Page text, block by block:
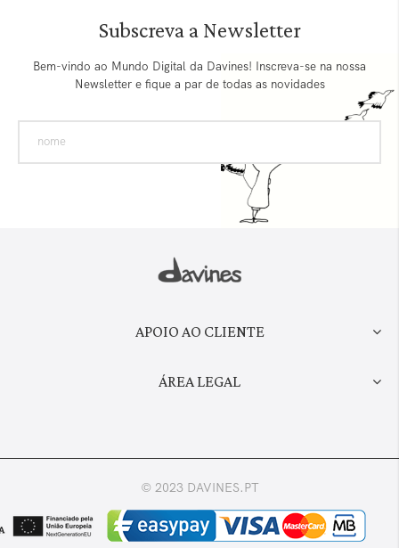
Subscreva a Newsletter
Bem-vindo ao Mundo Digital da Davines! Inscreva-se na nossa
Newsletter e fique a par de todas as novidades
APOIO AO CLIENTE
ÁREA LEGAL
© 2023 DAVINES.PT